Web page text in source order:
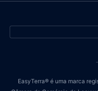
EasyTerra® é uma marca